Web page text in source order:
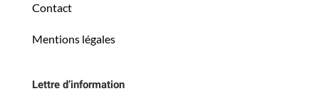
Contact
Mentions légales
Lettre d’information